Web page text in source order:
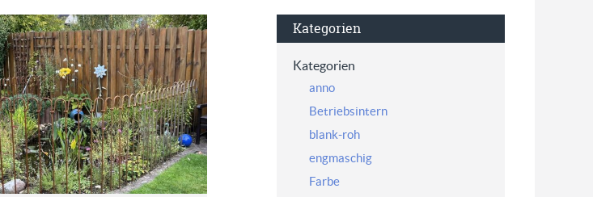
Kategorien
Kategorien
anno
Betriebsintern
blank-roh
engmaschig
Farbe